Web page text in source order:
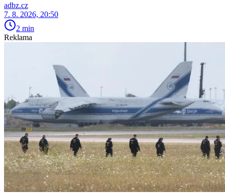
adbz.cz
7. 8. 2026, 20:50
2 min
Reklama